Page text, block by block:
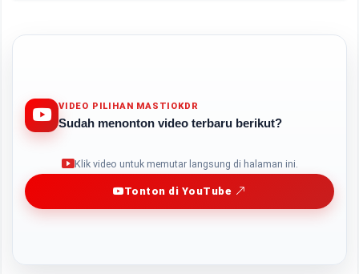
VIDEO PILIHAN MASTIOKDR
Sudah menonton video terbaru berikut?
Klik video untuk memutar langsung di halaman ini.
Tonton di YouTube